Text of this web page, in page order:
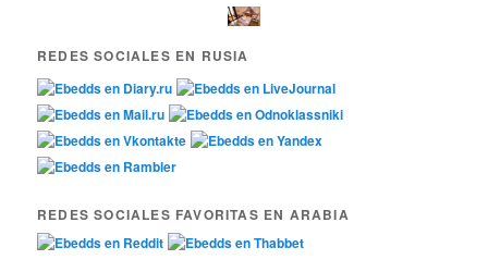
REDES SOCIALES EN RUSIA
REDES SOCIALES FAVORITAS EN ARABIA